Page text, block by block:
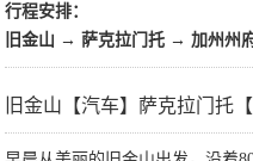
行程安排：
旧金山 → 萨克拉门托 → 加州州
旧金山【汽车】萨克拉门托